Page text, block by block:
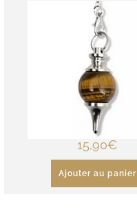
15,90€
Ajouter au panier